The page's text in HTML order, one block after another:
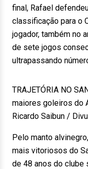
final, Rafael
classificação para o
jogador, também no
de sete jogos
ultrapassando
TRAJETÓRIA NO
maiores goleiros do
Ricardo Saibun /
Pelo manto
mais vitoriosos do
de 48 anos do clube